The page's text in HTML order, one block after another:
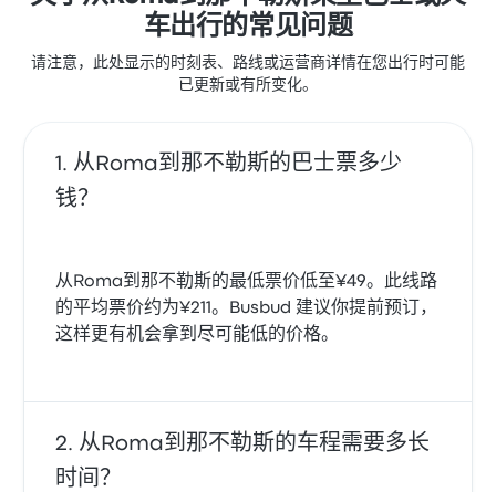
车出行的常见问题
请注意，此处显示的时刻表、路线或运营商详情在您出行时可能
已更新或有所变化。
从Roma到那不勒斯的巴士票多少
钱？
从Roma到那不勒斯的最低票价低至¥49。此线路
的平均票价约为¥211。Busbud 建议你提前预订，
这样更有机会拿到尽可能低的价格。
从Roma到那不勒斯的车程需要多长
时间？